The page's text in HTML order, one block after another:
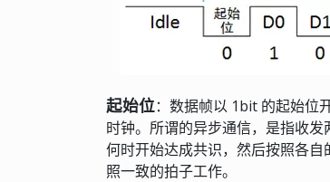
起始位：数据帧以 1bit 的起始位
时钟。所谓的异步通信，是指收
何时开始达成共识，然后按照各
照一致的拍子工作。